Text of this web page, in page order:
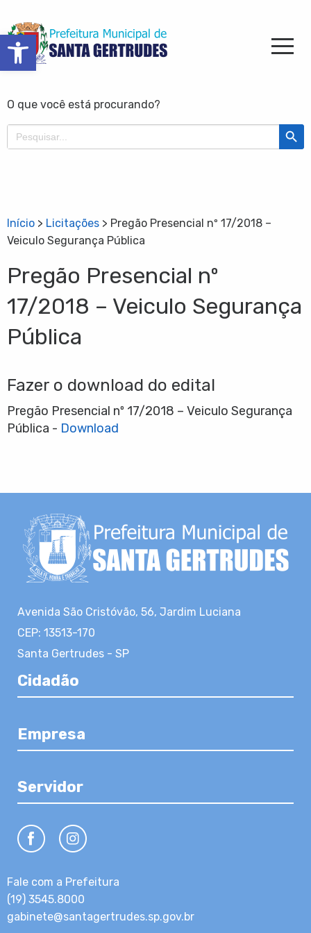
Barra de Ferramentas Aberta
O que você está procurando?
Search
for:
Search
Início > Licitações > Pregão Presencial nº 17/2018 –
Veiculo Segurança Pública
Pregão Presencial nº
17/2018 – Veiculo Segurança
Pública
Fazer o download do edital
Pregão Presencial nº 17/2018 – Veiculo Segurança
Pública - Download
Avenida São Cristóvão, 56, Jardim Luciana
CEP: 13513-170
Santa Gertrudes - SP
Cidadão
Empresa
Servidor
Fale com a Prefeitura
(19) 3545.8000
gabinete@santagertrudes.sp.gov.br